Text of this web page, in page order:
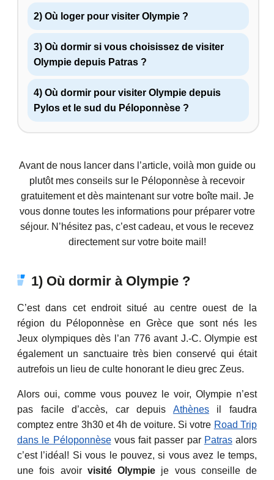
2) Où loger pour visiter Olympie ?
3) Où dormir si vous choisissez de visiter
Olympie depuis Patras ?
4) Où dormir pour visiter Olympie depuis
Pylos et le sud du Péloponnèse ?
Avant de nous lancer dans l’article, voilà mon guide ou
plutôt mes conseils sur le Péloponnèse à recevoir
gratuitement et dès maintenant sur votre boîte mail. Je
vous donne toutes les informations pour préparer votre
séjour. N’hésitez pas, c’est cadeau, et vous le recevez
directement sur votre boite mail!
1) Où dormir à Olympie ?
C’est dans cet endroit situé au centre ouest de la
région du Péloponnèse en Grèce que sont nés les
Jeux olympiques dès l’an 776 avant J.-C. Olympie est
également un sanctuaire très bien conservé qui était
autrefois un lieu de culte honorant le dieu grec Zeus.
Alors oui, comme vous pouvez le voir, Olympie n’est
pas facile d’accès, car depuis Athènesil faudra
comptez entre 3h30 et 4h de voiture. Si votre Road Trip
dans le Péloponnèsevous fait passer par Patrasalors
c’est l’idéal! Si vous le pouvez, si vous avez le temps,
une fois avoir visité Olympie je vous conseille de